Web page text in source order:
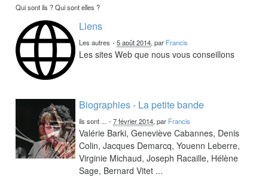
Qui sont ils ? Qui sont elles ?
Liens
Les autres -5 août 2014, par Francis
Les sites Web que nous vous conseillons
Biographies - La petite bande
ils sont ... -7 février 2014, par Francis
Valérie Barki, Geneviève Cabannes, Denis
Colin, Jacques Demarcq, Youenn Leberre,
Virginie Michaud, Joseph Racaille, Hélène
Sage, Bernard Vitet ...